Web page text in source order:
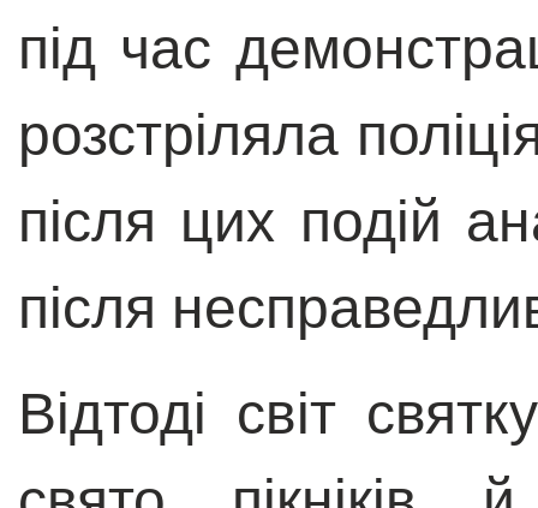
під час
розстріляла
після цих подій
після
Відтоді світ